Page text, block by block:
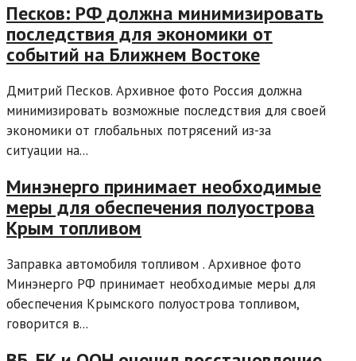
Песков: РФ должна минимизировать
последствия для экономики от
событий на Ближнем Востоке
Дмитрий Песков. Архивное фото Россия должна
минимизировать возможные последствия для своей
экономики от глобальных потрясений из-за
ситуации на...
Минэнерго принимает необходимые
меры для обеспечения полуострова
Крым топливом
Заправка автомобиля топливом . Архивное фото
Минэнерго РФ принимает необходимые меры для
обеспечения Крымского полуострова топливом,
говорится в...